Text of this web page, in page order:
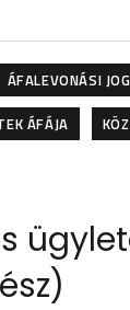
ÁFALEVONÁSI JOG
ÁFÁJA